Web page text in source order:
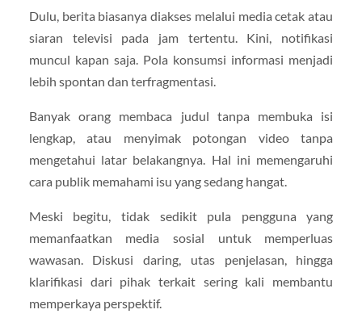
Dulu, berita biasanya diakses melalui media cetak atau
siaran televisi pada jam tertentu. Kini, notifikasi
muncul kapan saja. Pola konsumsi informasi menjadi
lebih spontan dan terfragmentasi.
Banyak orang membaca judul tanpa membuka isi
lengkap, atau menyimak potongan video tanpa
mengetahui latar belakangnya. Hal ini memengaruhi
cara publik memahami isu yang sedang hangat.
Meski begitu, tidak sedikit pula pengguna yang
memanfaatkan media sosial untuk memperluas
wawasan. Diskusi daring, utas penjelasan, hingga
klarifikasi dari pihak terkait sering kali membantu
memperkaya perspektif.